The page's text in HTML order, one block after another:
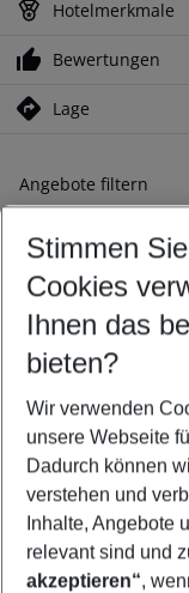
Hotelmerkmale
Bewertungen
Lage
Angebote filtern
Ändern Sie Ihre
Abflughafen
Beliebiger
Reisezeitraum
09.08.26–
2 Erwachsene
Stimmen
Cookies
Ihnen das
bieten?
Wir verwenden
unsere Webseite
Dadurch können
verstehen und
Inhalte, Angebote
relevant sind und
akzeptieren“,